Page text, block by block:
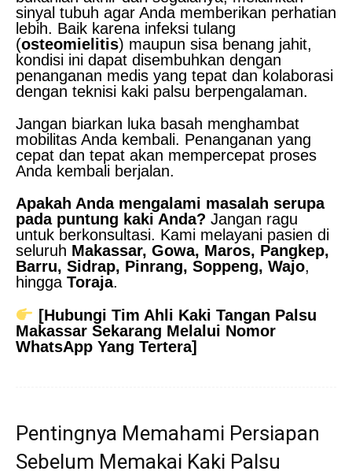
sinyal tubuh agar Anda memberikan perhatian
lebih. Baik karena infeksi tulang
(osteomielitis) maupun sisa benang jahit,
kondisi ini dapat disembuhkan dengan
penanganan medis yang tepat dan kolaborasi
dengan teknisi kaki palsu berpengalaman.
Jangan biarkan luka basah menghambat
mobilitas Anda kembali. Penanganan yang
cepat dan tepat akan mempercepat proses
Anda kembali berjalan.
Apakah Anda mengalami masalah serupa
pada puntung kaki Anda? Jangan ragu
untuk berkonsultasi. Kami melayani pasien di
seluruh Makassar, Gowa, Maros, Pangkep,
Barru, Sidrap, Pinrang, Soppeng, Wajo,
hingga Toraja.
[Hubungi Tim Ahli Kaki Tangan Palsu
Makassar Sekarang Melalui Nomor
WhatsApp Yang Tertera]
Pentingnya Memahami Persiapan
Sebelum Memakai Kaki Palsu